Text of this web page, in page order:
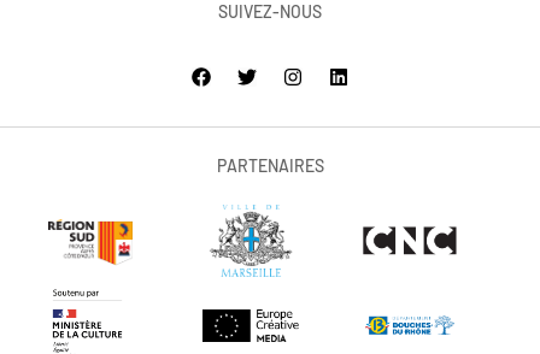
SUIVEZ-NOUS
PARTENAIRES